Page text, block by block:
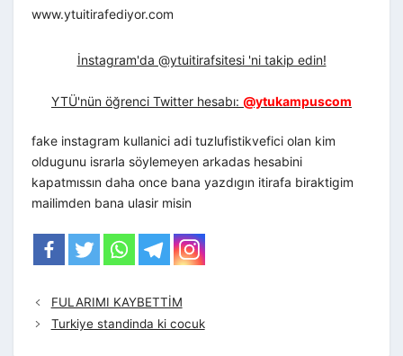
www.ytuitirafediyor.com
İnstagram'da @ytuitirafsitesi 'ni takip edin!
YTÜ'nün öğrenci Twitter hesabı: @ytukampuscom
fake instagram kullanici adi tuzlufistikvefici olan kim
oldugunu israrla söylemeyen arkadas hesabini
kapatmıssın daha once bana yazdıgın itirafa biraktigim
mailimden bana ulasir misin
FULARIMI KAYBETTİM
Turkiye standinda ki cocuk